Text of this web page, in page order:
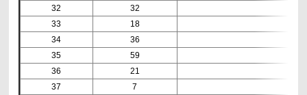
32
32
33
18
34
36
35
59
36
21
37
7